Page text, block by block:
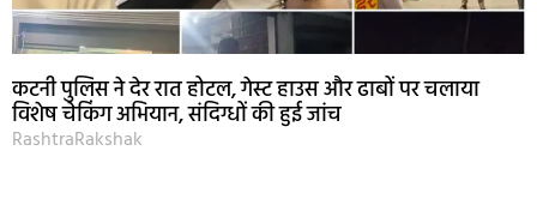
कटनी पुलिस ने देर रात होटल, गेस्ट हाउस और ढाबों पर चलाया
विशेष चेकिंग अभियान, संदिग्धों की हुई जांच
RashtraRakshak